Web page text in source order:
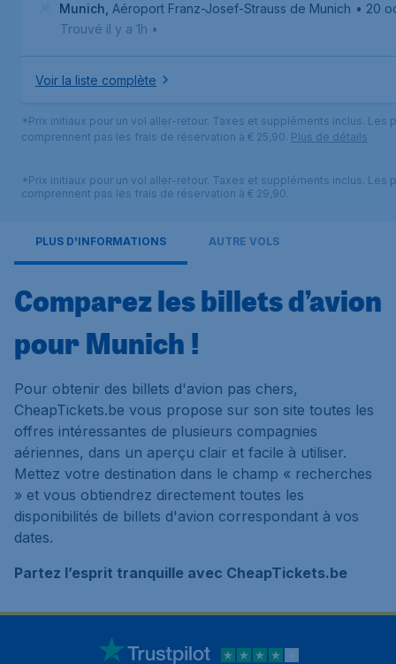
Munich Aéroport Franz-Josef-Strauss de Munich • 20
Trouvé il y a 1h •
Voir la liste complète
*Prix initiaux pour un vol aller-retour. Taxes et suppléments inclus. Les
comprennent pas les frais de réservation à € 25,90. Plus de détails
*Prix initiaux pour un vol aller-retour. Taxes et suppléments inclus. Les
comprennent pas les frais de réservation à € 29,90.
PLUS D'INFORMATIONS AUTRE VOLS
Comparez les billets d’avion
pour Munich !
Pour obtenir des billets d'avion pas chers,
CheapTickets.be vous propose sur son site toutes les
offres intéressantes de plusieurs compagnies
aériennes, dans un aperçu clair et facile à utiliser.
Mettez votre destination dans le champ « recherches
» et vous obtiendrez directement toutes les
disponibilités de billets d'avion correspondant à vos
dates.
Partez l’esprit tranquille avec CheapTickets.be